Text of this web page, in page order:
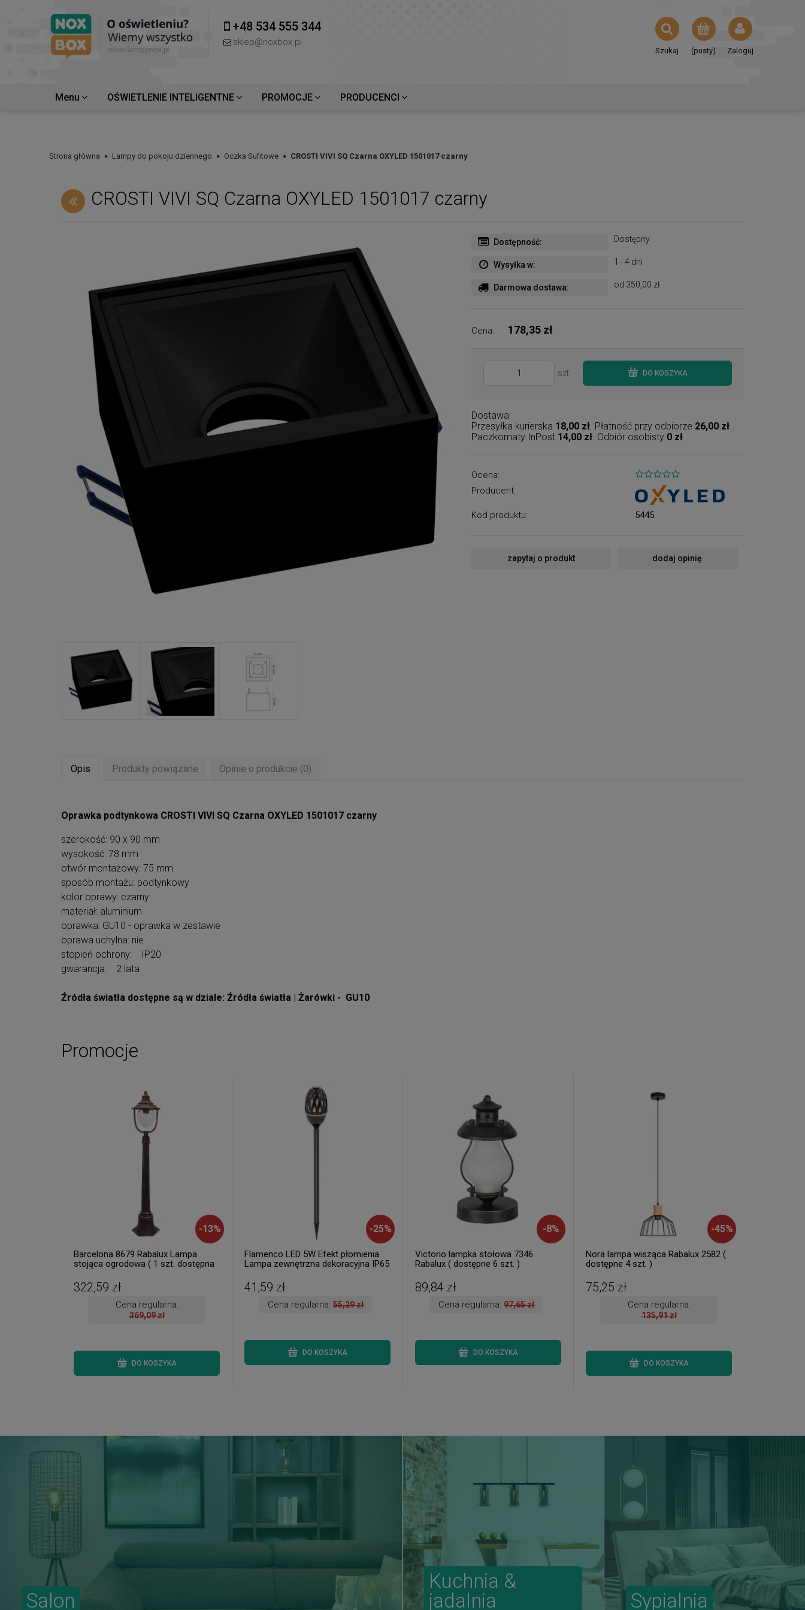
+48 534 555 344
sklep@noxbox.pl
(pusty) Zaloguj
Szukaj
Menu OŚWIETLENIE INTELIGENTNE PROMOCJE PRODUCENCI
Strona główna Lampy do pokoju dziennego Oczka Sufitowe CROSTI VIVI SQ Czarna OXYLED 1501017 czarny
CROSTI VIVI SQ Czarna OXYLED 1501017 czarny
Dostępność: Dostępny
Wysyłka w: 1 - 4 dni
Darmowa dostawa: od 350,00 zł
Cena: 178,35 zł
szt. DO KOSZYKA
Dostawa:
Przesyłka kurierska 18,00 zł. Płatność przy odbiorze 26,00 zł.
Paczkomaty InPost 14,00 zł. Odbiór osobisty 0 zł
Ocena:
Producent:
Kod produktu: 5445
zapytaj o produkt dodaj opinię
Opis Produkty powiązane Opinie o produkcie (0)
Oprawka podtynkowa CROSTI VIVI SQ Czarna OXYLED 1501017 czarny
szerokość: 90 x 90 mm
wysokość: 78 mm
otwór montażowy: 75 mm
sposób montażu: podtynkowy
kolor oprawy: czarny
materiał: aluminium
oprawka: GU10 - oprawka w zestawie
oprawa uchylna: nie
stopień ochrony: IP20
gwarancja: 2 lata
Źródła światła dostępne są w dziale: Źródła światła | Żarówki - GU10
Promocje
-13%
Barcelona 8679 Rabalux Lampa
stojąca ogrodowa ( 1 szt. dostępna
322,59 zł
Cena regularna:
369,09 zł
DO KOSZYKA
-25%
Flamenco LED 5W Efekt płomienia
Lampa zewnętrzna dekoracyjna IP65
41,59 zł
Cena regularna:55,29 zł
DO KOSZYKA
-8%
Victorio lampka stołowa 7346
Rabalux ( dostępne 6 szt. )
89,84 zł
Cena regularna:97,65 zł
DO KOSZYKA
-45%
Nora lampa wisząca Rabalux 2582 (
dostępne 4 szt. )
75,25 zł
Cena regularna:
135,91 zł
DO KOSZYKA
Salon
Kuchnia &
jadalnia
Sypialnia